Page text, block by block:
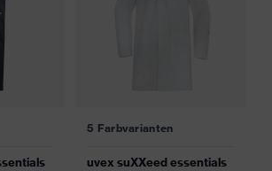
5 Farbvarianten
uvex suXXeed essentials